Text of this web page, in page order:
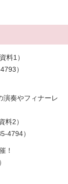
料1）
）
演奏やフィナーレ
料2）
4794）
！